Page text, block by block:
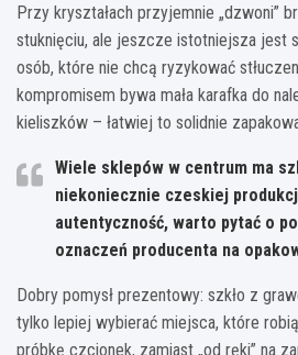
Przy kryształach przyjemnie „dzwoni”
stuknięciu, ale jeszcze istotniejsza jest
osób, które nie chcą ryzykować
kompromisem bywa mała karafka do
kieliszków – łatwiej to solidnie
Wiele sklepów w centrum ma
niekoniecznie czeskiej
autentyczność, warto pytać o
oznaczeń producenta na
Dobry pomysł prezentowy: szkło z
tylko lepiej wybierać miejsca, które
próbkę czcionek, zamiast „od ręki” na